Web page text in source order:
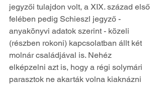
jegyzői tulajdon volt, a XIX. század első
felében pedig Schieszl jegyző -
anyakönyvi adatok szerint - közeli
(részben rokoni) kapcsolatban állt két
molnár családjával is. Nehéz
elképzelni azt is, hogy a régi solymári
parasztok ne akarták volna kiaknázni